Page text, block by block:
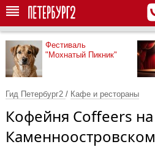
Фестиваль
"Мохнатый Пикник"
Гид Петербург2 / Кафе и рестораны
Кофейня Coffeers на
Каменноостровском